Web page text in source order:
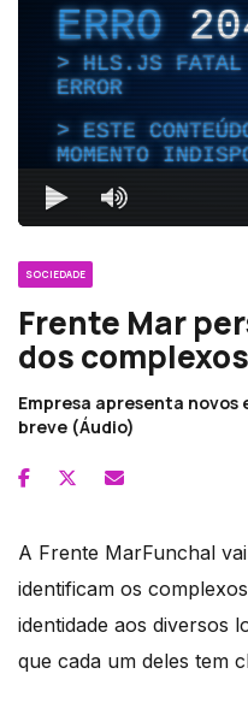
ERRO
HLS.JS FATAL
ERROR
ESTE
MOMENTO
SOCIEDADE
Frente Mar
dos
Empresa apresenta
breve (Áudio)
A Frente MarFunchal
identificam os
identidade aos diversos
que cada um deles tem